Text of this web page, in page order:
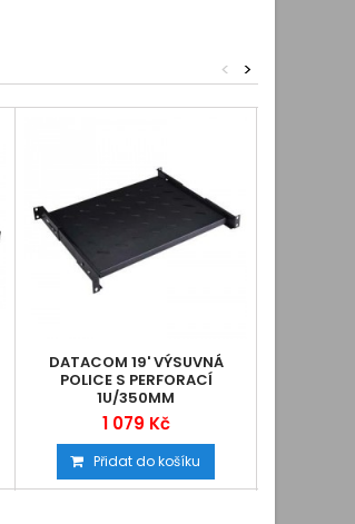
>
<
DATACOM 19' VÝSUVNÁ
POLICE S PERFORACÍ
1U/350MM
1 079 Kč
Přidat do košíku